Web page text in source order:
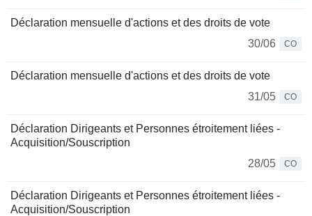
Déclaration mensuelle d'actions et des droits de vote
30/06
CO
Déclaration mensuelle d'actions et des droits de vote
31/05
CO
Déclaration Dirigeants et Personnes étroitement liées -
Acquisition/Souscription
28/05
CO
Déclaration Dirigeants et Personnes étroitement liées -
Acquisition/Souscription